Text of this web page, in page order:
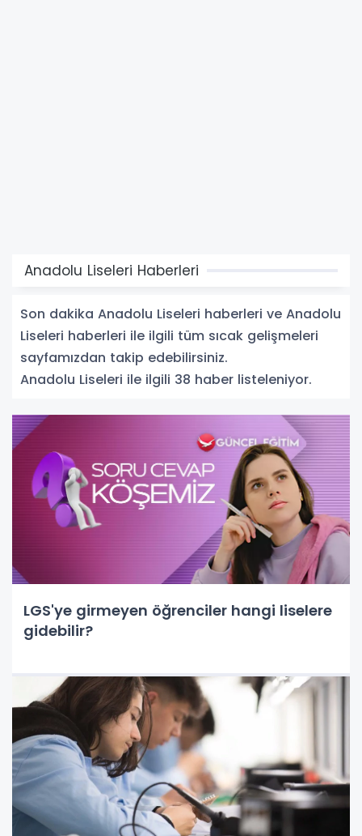
Anadolu Liseleri Haberleri
Son dakika Anadolu Liseleri haberleri ve Anadolu
Liseleri haberleri ile ilgili tüm sıcak gelişmeleri
sayfamızdan takip edebilirsiniz.
Anadolu Liseleri ile ilgili 38 haber listeleniyor.
LGS'ye girmeyen öğrenciler hangi liselere
gidebilir?